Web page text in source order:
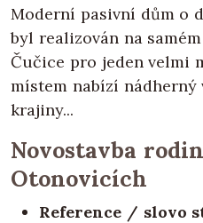
Moderní pasivní dům o
byl realizován na
Čučice pro jeden velmi
místem nabízí
krajiny...
Novostavba
Otonovicích
Reference / slovo